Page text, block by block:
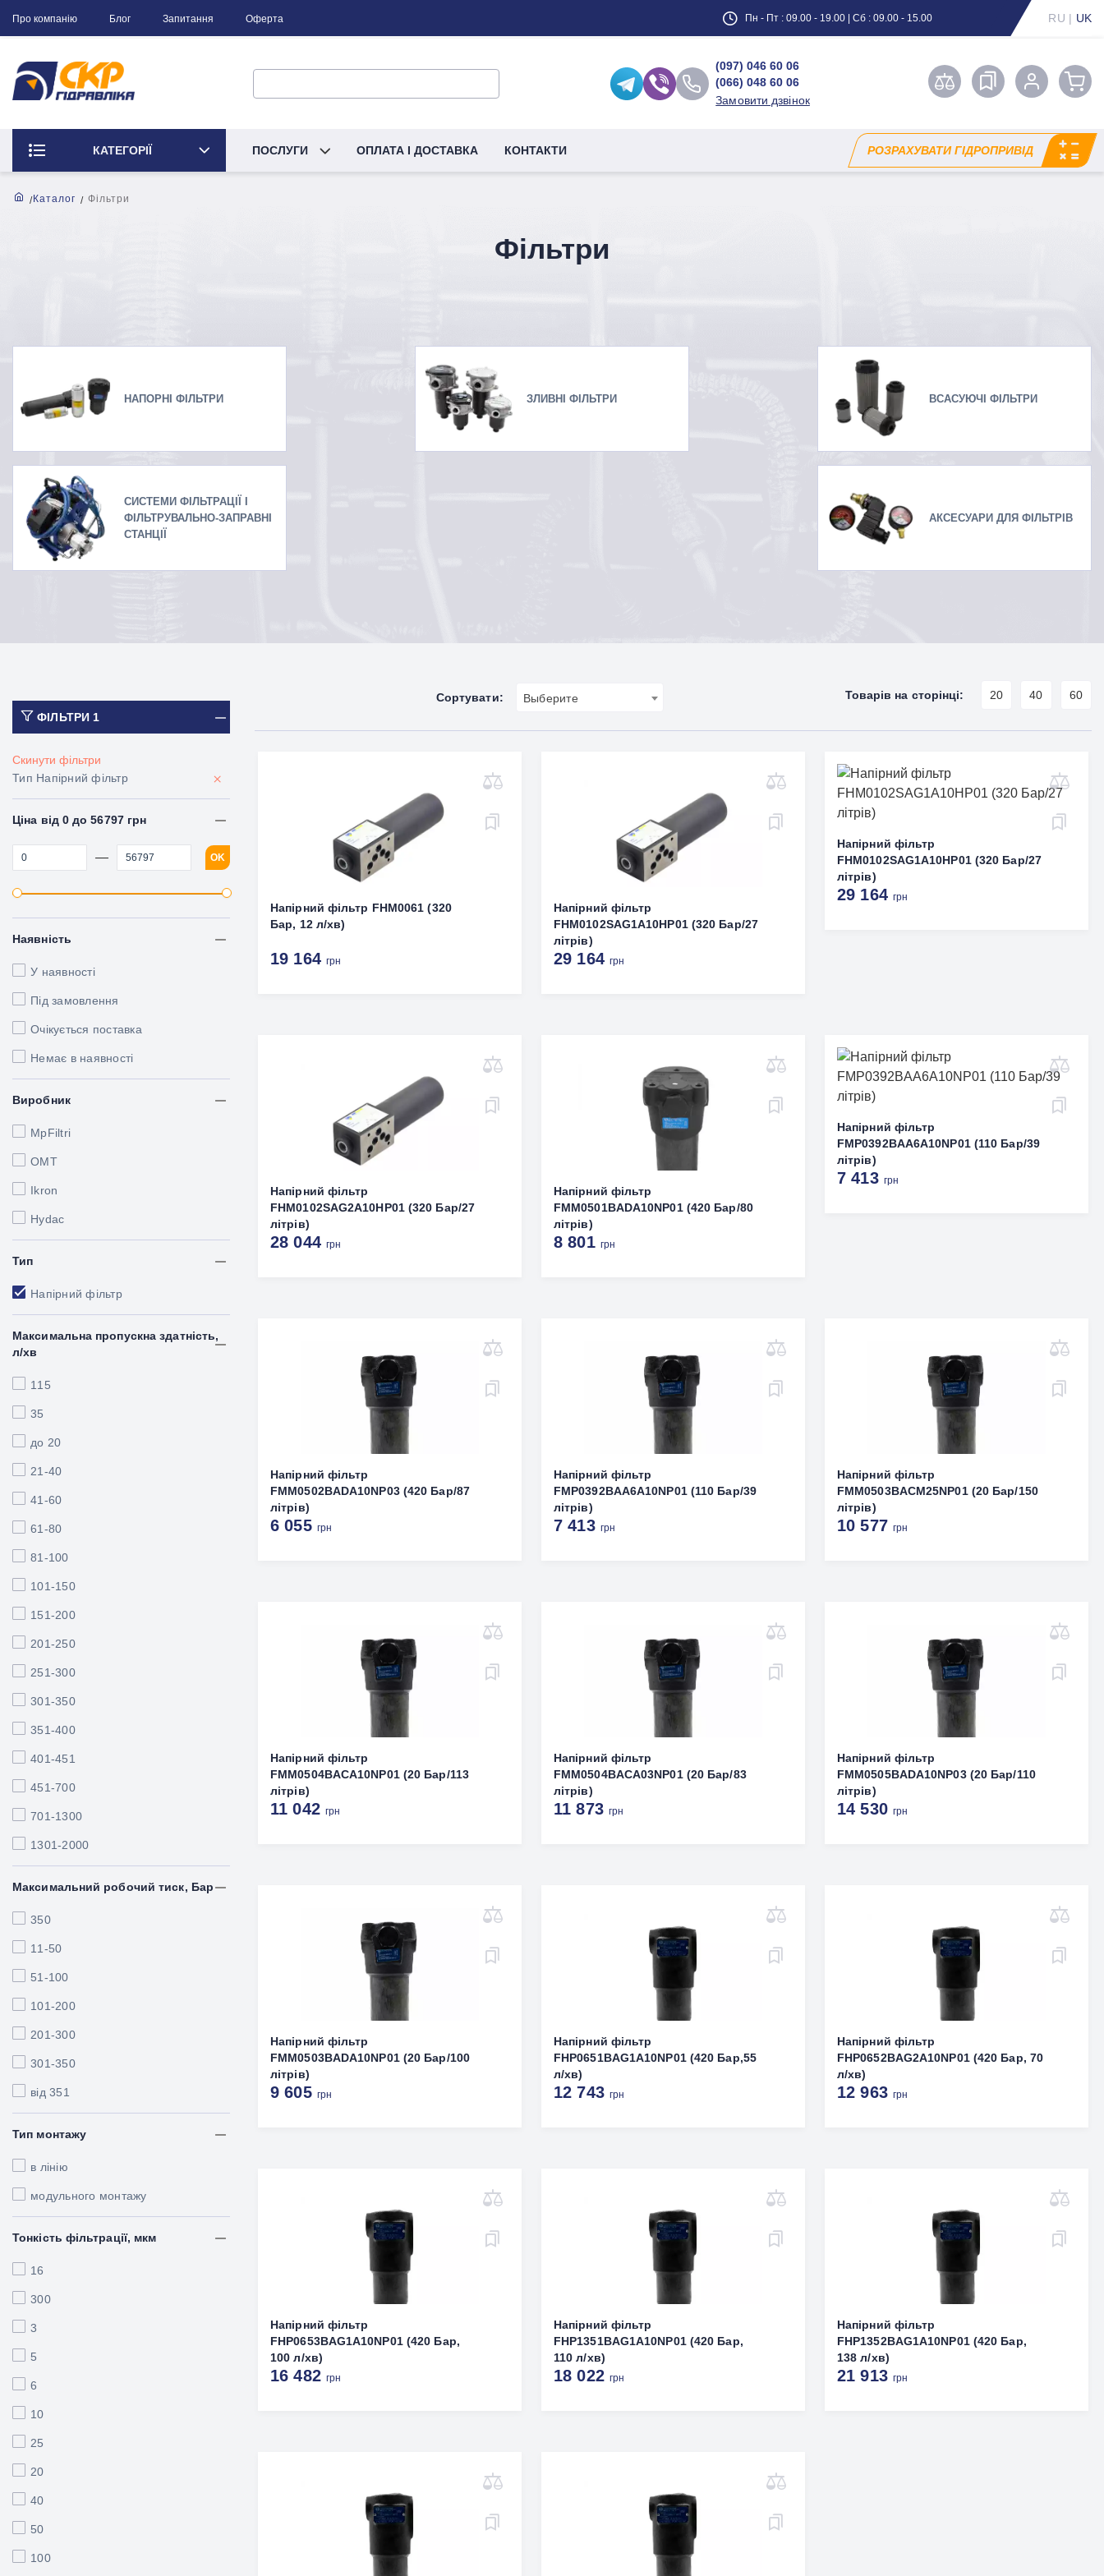
Про компанію Блог Запитання Оферта Пн - Пт : 09.00 - 19.00 | Сб : 09.00 - 15.00 RU | UK
(097) 046 60 06
(066) 048 60 06
Замовити дзвінок
КАТЕГОРІЇ ПОСЛУГИ ОПЛАТА І ДОСТАВКА КОНТАКТИ РОЗРАХУВАТИ ГІДРОПРИВІД
Каталог Фільтри
Фільтри
НАПОРНІ ФІЛЬТРИ ЗЛИВНІ ФІЛЬТРИ ВСАСУЮЧІ ФІЛЬТРИ
СИСТЕМИ ФІЛЬТРАЦІЇ І
ФІЛЬТРУВАЛЬНО-ЗАПРАВНІ
СТАНЦІЇ
АКСЕСУАРИ ДЛЯ ФІЛЬТРІВ
ФІЛЬТРИ1
Скинути фільтри
Тип Напірний фільтр
×
Ціна від 0 до 56797 грн
— OK
Наявність
У наявності
Під замовлення
Очікується поставка
Немає в наявності
Виробник
MpFiltri
OMT
Ikron
Hydac
Тип
Напірний фільтр
Максимальна пропускна здатність,
л/хв
115
35
до 20
21-40
41-60
61-80
81-100
101-150
151-200
201-250
251-300
301-350
351-400
401-451
451-700
701-1300
1301-2000
Максимальний робочий тиск, Бар
350
11-50
51-100
101-200
201-300
301-350
від 351
Тип монтажу
в лінію
модульного монтажу
Тонкість фільтрації, мкм
16
300
3
5
6
10
25
20
40
50
100
Сортувати: Выберите Товарів на сторінці: 20 40 60
Напірний фільтр FHM0061 (320
Бар, 12 л/хв)
19 164грн
Напірний фільтр
FHM0102SAG1A10HP01 (320 Бар/27
літрів)
29 164грн
Напірний фільтр
FHM0102SAG1A10HP01 (320 Бар/27
літрів)
29 164 грн
Напірний фільтр
FHM0102SAG2A10HP01 (320 Бар/27
літрів)
28 044грн
Напірний фільтр
FMM0501BADA10NP01 (420 Бар/80
літрів)
8 801 грн
Напірний фільтр
FMP0392BAA6A10NP01 (110 Бар/39
літрів)
7 413 грн
Напірний фільтр
FMM0502BADA10NP03 (420 Бар/87
літрів)
6 055 грн
Напірний фільтр
FMP0392BAA6A10NP01 (110 Бар/39
літрів)
7 413 грн
Напірний фільтр
FMM0503BACМ25NP01 (20 Бар/150
літрів)
10 577 грн
Напірний фільтр
FMM0504BACA10NP01 (20 Бар/113
літрів)
11 042грн
Напірний фільтр
FMM0504BACA03NP01 (20 Бар/83
літрів)
11 873грн
Напірний фільтр
FMM0505BADA10NP03 (20 Бар/110
літрів)
14 530 грн
Напірний фільтр
FMM0503BADA10NP01 (20 Бар/100
літрів)
9 605 грн
Напірний фільтр
FHP0651BAG1A10NP01 (420 Бар,55
л/хв)
12 743грн
Напірний фільтр
FHP0652BAG2A10NP01 (420 Бар, 70
л/хв)
12 963 грн
Напірний фільтр
FHP0653BAG1A10NP01 (420 Бар,
100 л/хв)
16 482грн
Напірний фільтр
FHP1351BAG1A10NP01 (420 Бар,
110 л/хв)
18 022грн
Напірний фільтр
FHP1352BAG1A10NP01 (420 Бар,
138 л/хв)
21 913 грн